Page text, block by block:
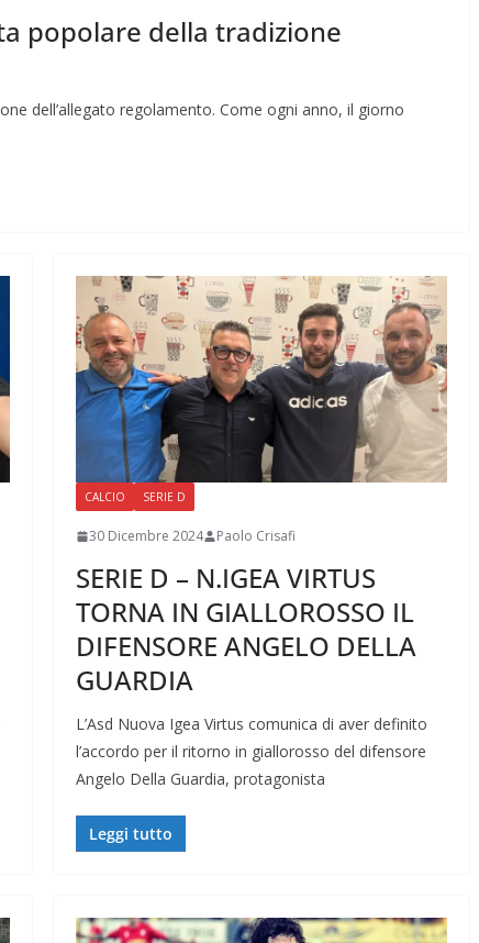
popolare della tradizione
dell’allegato regolamento. Come ogni anno, il giorno
CALCIO SERIE D
30 Dicembre 2024 Paolo Crisafi
SERIE D – N.IGEA VIRTUS
TORNA IN GIALLOROSSO IL
DIFENSORE ANGELO DELLA
GUARDIA
L’Asd Nuova Igea Virtus comunica di aver definito
l’accordo per il ritorno in giallorosso del difensore
Angelo Della Guardia, protagonista
Leggi tutto